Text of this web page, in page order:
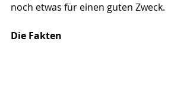
noch etwas für einen guten Zweck.
Die Fakten